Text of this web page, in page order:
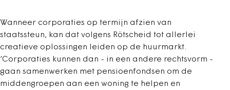
Wanneer corporaties op termijn afzien van
staatssteun, kan dat volgens Rötscheid tot allerlei
creatieve oplossingen leiden op de huurmarkt.
‘Corporaties kunnen dan - in een andere rechtsvorm -
gaan samenwerken met pensioenfondsen om de
middengroepen aan een woning te helpen en